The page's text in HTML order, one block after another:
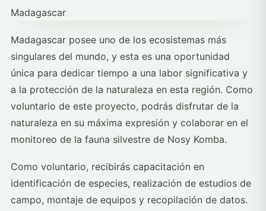
Madagascar posee uno de los ecosistemas más
singulares del mundo, y esta es una oportunidad
única para dedicar tiempo a una labor significativa y
a la protección de la naturaleza en esta región. Como
voluntario de este proyecto, podrás disfrutar de la
naturaleza en su máxima expresión y colaborar en el
monitoreo de la fauna silvestre de Nosy Komba.
Como voluntario, recibirás capacitación en
identificación de especies, realización de estudios de
campo, montaje de equipos y recopilación de datos.